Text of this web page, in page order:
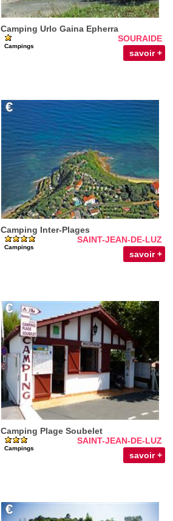
Camping Urlo Gaina Epherra
SOURAIDE
Campings
savoir +
€
Camping Inter-Plages
SAINT-JEAN-DE-LUZ
Campings
savoir +
€
Camping Plage Soubelet
SAINT-JEAN-DE-LUZ
Campings
savoir +
€